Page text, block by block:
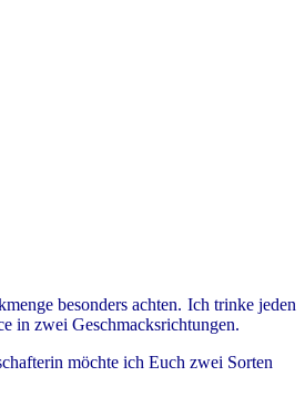
besonders achten. Ich trinke jeden
in zwei Geschmacksrichtungen.
möchte ich Euch zwei Sorten